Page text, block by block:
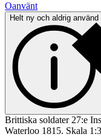
Oanvänt
Helt ny och aldrig använd
Brittiska soldater 27:e
Waterloo 1815. Skala